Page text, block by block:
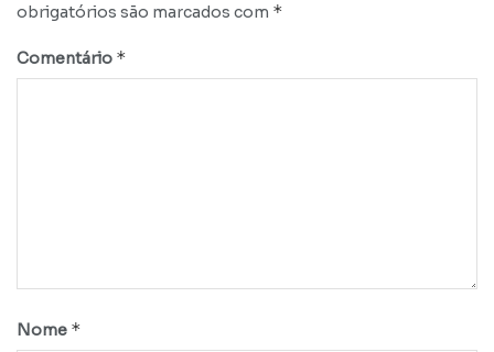
obrigatórios são marcados com *
Comentário *
Nome *